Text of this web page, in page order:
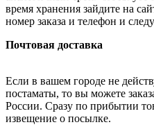
время хранения зайдите на
номер заказа и телефон и
Почтовая доставка
Если в вашем городе не
постаматы, то вы можете
России. Сразу по прибытии
извещение о посылке.